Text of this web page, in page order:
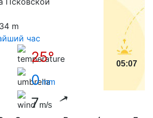
m
час
25°
0mm
7m/s
05:07